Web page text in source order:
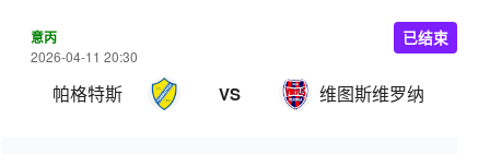
意丙
2026-04-11 20:30
帕格特斯 VS 维图斯维罗纳
已结束